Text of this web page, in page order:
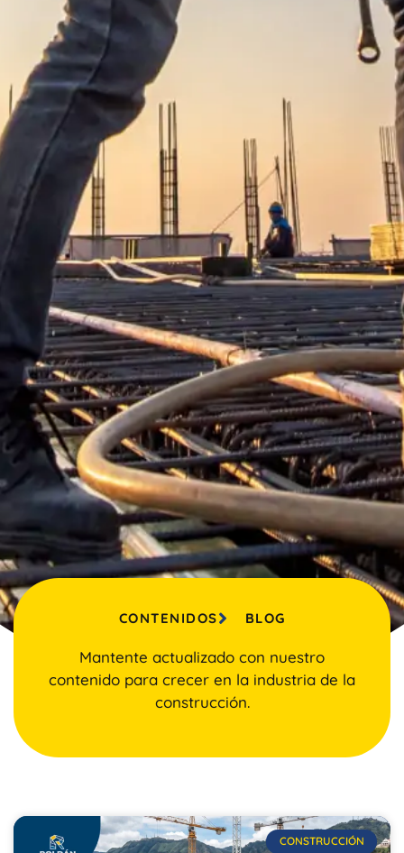
CONTENIDOS BLOG
Mantente actualizado con nuestro
contenido para crecer en la industria de la
construcción.
CONSTRUCCIÓN